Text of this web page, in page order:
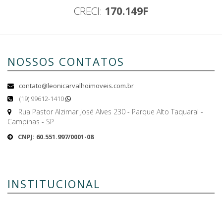
CRECI: 170.149F
NOSSOS CONTATOS
contato@leonicarvalhoimoveis.com.br
(19) 99612-1410
Rua Pastor Alzimar José Alves 230 - Parque Alto Taquaral -
Campinas - SP
CNPJ: 60.551.997/0001-08
INSTITUCIONAL